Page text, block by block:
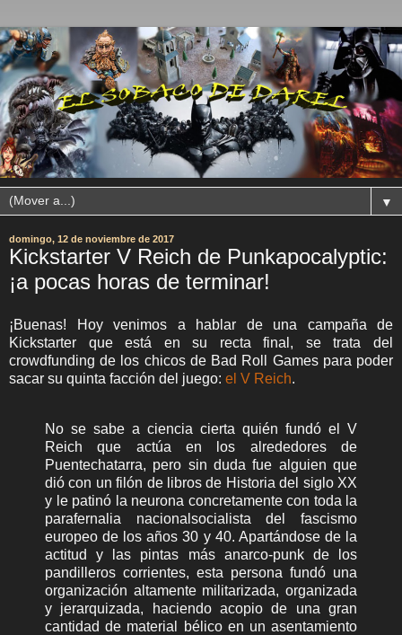
▼
domingo, 12 de noviembre de 2017
Kickstarter V Reich de Punkapocalyptic:
¡a pocas horas de terminar!
¡Buenas! Hoy venimos a hablar de una campaña de
Kickstarter que está en su recta final, se trata del
crowdfunding de los chicos de Bad Roll Games para poder
sacar su quinta facción del juego: el V Reich.
No se sabe a ciencia cierta quién fundó el V
Reich que actúa en los alrededores de
Puentechatarra, pero sin duda fue alguien que
dió con un filón de libros de Historia del siglo XX
y le patinó la neurona concretamente con toda la
parafernalia nacionalsocialista del fascismo
europeo de los años 30 y 40. Apartándose de la
actitud y las pintas más anarco-punk de los
pandilleros corrientes, esta persona fundó una
organización altamente militarizada, organizada
y jerarquizada, haciendo acopio de una gran
cantidad de material bélico en un asentamiento